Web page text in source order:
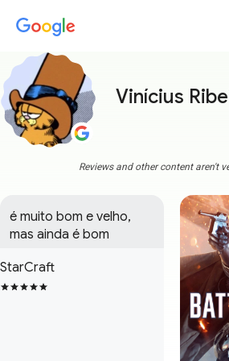
Vinícius
Reviews and other content aren't
é muito bom e velho,
mas ainda é bom
StarCraft